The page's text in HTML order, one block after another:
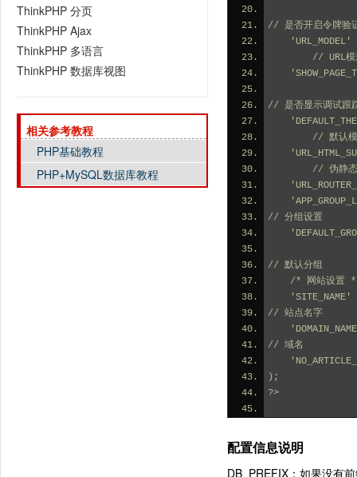
ThinkPHP 分页
ThinkPHP Ajax
ThinkPHP 多语言
ThinkPHP 数据库视图
相关参考教程
PHP基础教程
PHP+MySQL数据库教程
// 是否开启令牌验
// 是否显示调试跟
// 默
// 伪
// 分组设置
// 默认分组
/* 网站设置
// 站点名字
// 域名
);
?>
配置信息说明
DB_PREFIX：如果没有